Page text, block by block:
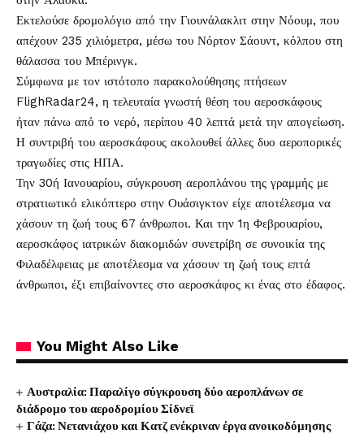
Εκτελούσε δρομολόγιο από την Γιουνάλακλιτ στην Νόουμ, που
απέχουν 235 χιλιόμετρα, μέσω του Νόρτον Σάουντ, κόλπου στη
θάλασσα του Μπέρινγκ.
Σύμφωνα με τον ιστότοπο παρακολούθησης πτήσεων
FlighRadar24, η τελευταία γνωστή θέση του αεροσκάφους
ήταν πάνω από το νερό, περίπου 40 λεπτά μετά την απογείωση.
Η συντριβή του αεροσκάφους ακολουθεί άλλες δυο αεροπορικές
τραγωδίες στις ΗΠΑ.
Την 30ή Ιανουαρίου, σύγκρουση αεροπλάνου της γραμμής με
στρατιωτικό ελικόπτερο στην Ουάσιγκτον είχε αποτέλεσμα να
χάσουν τη ζωή τους 67 άνθρωποι. Και την 1η Φεβρουαρίου,
αεροσκάφος ιατρικών διακομιδών συνετρίβη σε συνοικία της
Φιλαδέλφειας με αποτέλεσμα να χάσουν τη ζωή τους επτά
άνθρωποι, έξι επιβαίνοντες στο αεροσκάφος κι ένας στο έδαφος.
You Might Also Like
Αυστραλία: Παραλίγο σύγκρουση δύο αεροπλάνων σε
διάδρομο του αεροδρομίου Σίδνεϊ
Γάζα: Νετανιάχου και Κατζ ενέκριναν έργα ανοικοδόμησης